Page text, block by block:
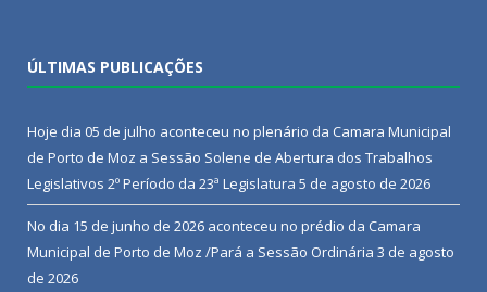
ÚLTIMAS PUBLICAÇÕES
Hoje dia 05 de julho aconteceu no plenário da Camara Municipal
de Porto de Moz a Sessão Solene de Abertura dos Trabalhos
Legislativos 2º Período da 23ª Legislatura 5 de agosto de 2026
No dia 15 de junho de 2026 aconteceu no prédio da Camara
Municipal de Porto de Moz /Pará a Sessão Ordinária 3 de agosto
de 2026